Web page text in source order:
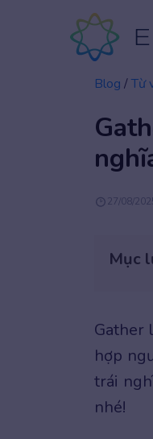
Blog /Từ
27/08/
Mục
Gather
hợp
trái
nhé!